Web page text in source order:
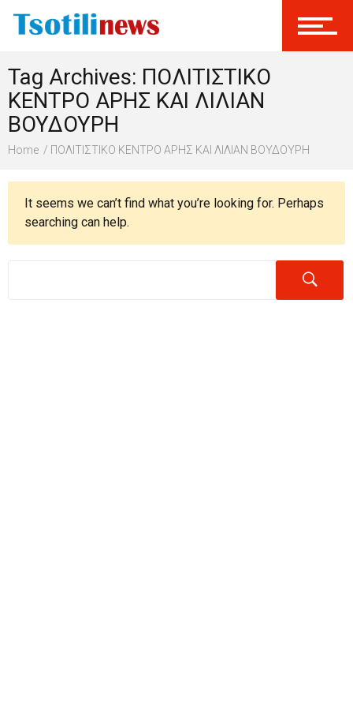
Γίνεται Μέλος
Tag Archives: ΠΟΛΙΤΙΣΤΙΚΟ
ΚΕΝΤΡΟ ΑΡΗΣ ΚΑΙ ΛΙΛΙΑΝ
ΒΟΥΔΟΥΡΗ
Home ΠΟΛΙΤΙΣΤΙΚΟ ΚΕΝΤΡΟ ΑΡΗΣ ΚΑΙ ΛΙΛΙΑΝ ΒΟΥΔΟΥΡΗ
It seems we can’t find what you’re looking for. Perhaps
searching can help.